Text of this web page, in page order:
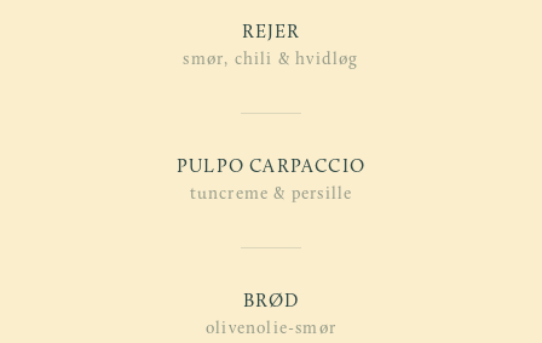
REJER
smør, chili & hvidløg
PULPO CARPACCIO
tuncreme & persille
BRØD
olivenolie-smør